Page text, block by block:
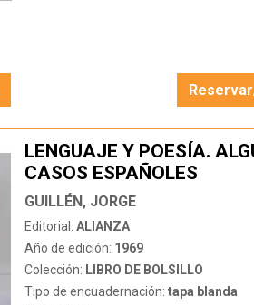
LENGUAJE Y POESÍA.
CASOS ESPAÑOLES
GUILLÉN, JORGE
Editorial: ALIANZA
Año de edición: 1969
Colección: LIBRO DE BOLSILLO
Tipo de encuadernación: tapa blanda